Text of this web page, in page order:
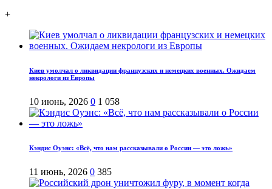
+
Киев умолчал о ликвидации французских и немецких военных. Ожидаем
некрологи из Европы
10 июнь, 2026 0 1 058
Кэндис Оуэнс: «Всё, что нам рассказывали о России — это ложь»
11 июнь, 2026 0 385